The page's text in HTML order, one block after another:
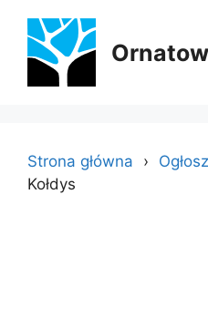
treści
Strona główna
Kołdys